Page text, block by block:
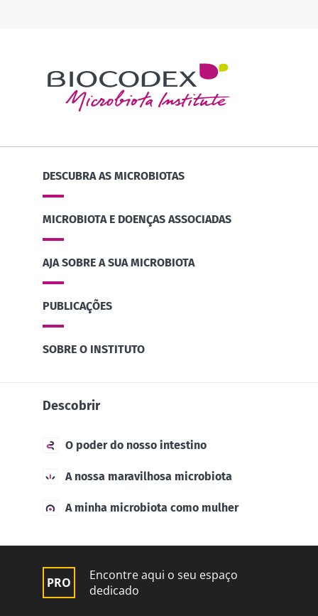
DESCUBRA AS MICROBIOTAS
MICROBIOTA E DOENÇAS ASSOCIADAS
AJA SOBRE A SUA MICROBIOTA
PUBLICAÇÕES
SOBRE O INSTITUTO
Descobrir
O poder do nosso intestino
A nossa maravilhosa microbiota
A minha microbiota como mulher
Encontre aqui o seu espaço
dedicado